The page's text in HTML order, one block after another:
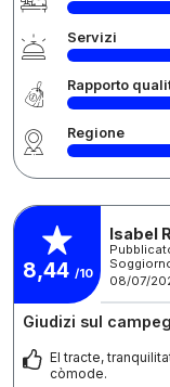
Servizi
Rapporto
Regione
8,44 /10
Isabel
08/07/
Giudizi sul
El tracte,
còmode.